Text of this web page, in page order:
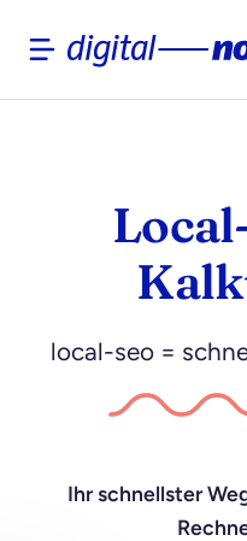
local-seo =
Ihr schnellster